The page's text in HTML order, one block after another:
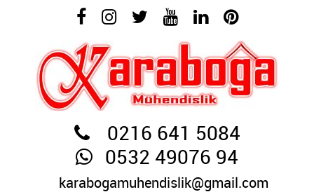
0216 641 5084
0532 49076 94
karabogamuhendislik@gmail.com